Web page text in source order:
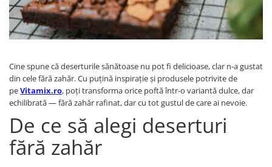
Afectiuni cronice
Sanatatea ochilor
Hepato-biliare
Diabet
Glanda tiroida
Probleme renale
Prostata, urologie
Sistem nervos
Sistemul osos
Dulciuri, patiserii
Indulcitori
Miere
Bomboane
Gume de mestecat
Siropuri, gemuri
Ciocolata
Batoane de cereale si fructe
Miere Manuka
Produse pentru plaja
Geluri de dus naturale
Vopsele
Produse pentru bucatarie
Produse igienizare
Deodorante
Igiena orala
Relaxare
Protectie antivirala
Cine spune că deserturile sănătoase nu pot fi delicioase, clar n-a gustat
din cele fără zahăr. Cu puțină inspirație și produsele potrivite de
peVitamix.ro, poți transforma orice poftă într-o variantă dulce, dar
echilibrată — fără zahăr rafinat, dar cu tot gustul de care ai nevoie.
De ce să alegi deserturi
fără zahăr